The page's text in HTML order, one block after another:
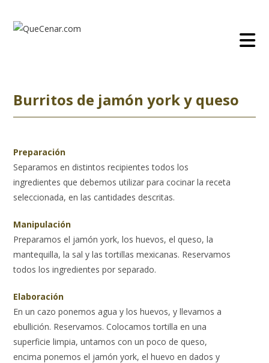
contenido
Burritos de jamón york y queso
Preparación
Separamos en distintos recipientes todos los
ingredientes que debemos utilizar para cocinar la receta
seleccionada, en las cantidades descritas.
Manipulación
Preparamos el jamón york, los huevos, el queso, la
mantequilla, la sal y las tortillas mexicanas. Reservamos
todos los ingredientes por separado.
Elaboración
En un cazo ponemos agua y los huevos, y llevamos a
ebullición. Reservamos. Colocamos tortilla en una
superficie limpia, untamos con un poco de queso,
encima ponemos el jamón york, el huevo en dados y